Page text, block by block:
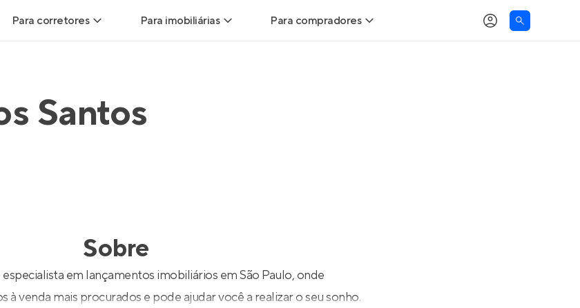
Para corretores
Corretor+
Anunciar imóveis
Para imobiliárias Para compradores
Santos
Sobre
especialista em lançamentos imobiliários em São Paulo, onde
à venda mais procurados e pode ajudar você a realizar o seu sonho.